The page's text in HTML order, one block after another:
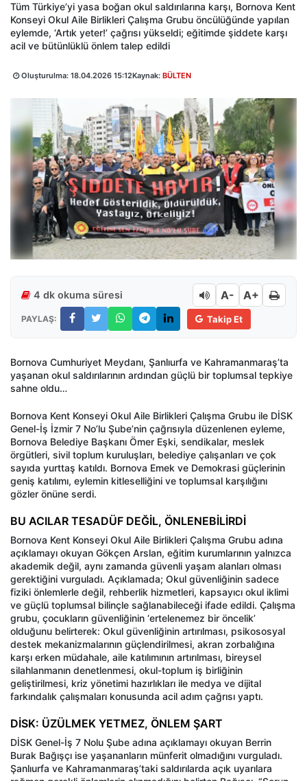
Tüm Türkiye’yi yasa boğan okul saldırılarına karşı, Bornova Kent
Konseyi Okul Aile Birlikleri Çalışma Grubu öncülüğünde yapılan
eylemde, ‘Artık yeter!’ çağrısı yükseldi; eğitimde şiddete karşı
acil ve bütünlüklü önlem talep edildi
Oluşturulma: 18.04.2026 15:12Kaynak: BÜLTEN
4 dk okuma süresi A- A+
PAYLAŞ: Takip Et
Bornova Cumhuriyet Meydanı, Şanlıurfa ve Kahramanmaraş’ta
yaşanan okul saldırılarının ardından güçlü bir toplumsal tepkiye
sahne oldu…
Bornova Kent Konseyi Okul Aile Birlikleri Çalışma Grubu ile DİSK
Genel-İş İzmir 7 No’lu Şube’nin çağrısıyla düzenlenen eyleme,
Bornova Belediye Başkanı Ömer Eşki, sendikalar, meslek
örgütleri, sivil toplum kuruluşları, belediye çalışanları ve çok
sayıda yurttaş katıldı. Bornova Emek ve Demokrasi güçlerinin
geniş katılımı, eylemin kitleselliğini ve toplumsal karşılığını
gözler önüne serdi.
BU ACILAR TESADÜF DEĞİL, ÖNLENEBİLİRDİ
Bornova Kent Konseyi Okul Aile Birlikleri Çalışma Grubu adına
açıklamayı okuyan Gökçen Arslan, eğitim kurumlarının yalnızca
akademik değil, aynı zamanda güvenli yaşam alanları olması
gerektiğini vurguladı. Açıklamada; Okul güvenliğinin sadece
fiziki önlemlerle değil, rehberlik hizmetleri, kapsayıcı okul iklimi
ve güçlü toplumsal bilinçle sağlanabileceği ifade edildi. Çalışma
grubu, çocukların güvenliğinin ‘ertelenemez bir öncelik’
olduğunu belirterek: Okul güvenliğinin artırılması, psikososyal
destek mekanizmalarının güçlendirilmesi, akran zorbalığına
karşı erken müdahale, aile katılımının artırılması, bireysel
silahlanmanın denetlenmesi, okul-toplum iş birliğinin
geliştirilmesi, kriz yönetimi hazırlıkları ile medya ve dijital
farkındalık çalışmaları konusunda acil adım çağrısı yaptı.
DİSK: ÜZÜLMEK YETMEZ, ÖNLEM ŞART
DİSK Genel-İş 7 Nolu Şube adına açıklamayı okuyan Berrin
Burak Bağışçı ise yaşananların münferit olmadığını vurguladı.
Şanlıurfa ve Kahramanmaraş’taki saldırılarda açık uyarılara